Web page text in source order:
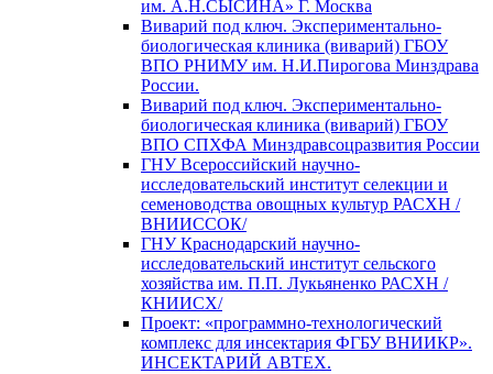
им. А.Н.СЫСИНА» Г. Москва
Виварий под ключ. Экспериментально-
биологическая клиника (виварий) ГБОУ
ВПО РНИМУ им. Н.И.Пирогова Минздрава
России.
Виварий под ключ. Экспериментально-
биологическая клиника (виварий) ГБОУ
ВПО СПХФА Минздравсоцразвития России
ГНУ Всероссийский научно-
исследовательский институт селекции и
семеноводства овощных культур РАСХН /
ВНИИССОК/
ГНУ Краснодарский научно-
исследовательский институт сельского
хозяйства им. П.П. Лукьяненко РАСХН /
КНИИСХ/
Проект: «программно-технологический
комплекс для инсектария ФГБУ ВНИИКР».
ИНСЕКТАРИЙ АВТЕХ.